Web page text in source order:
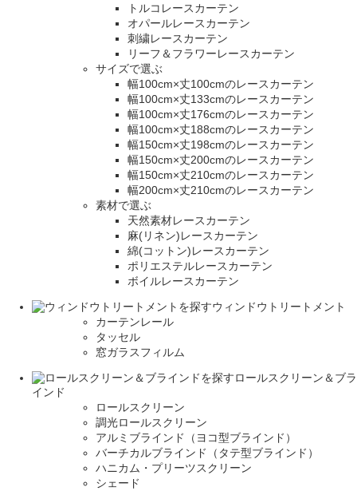
トルコレースカーテン
オパールレースカーテン
刺繍レースカーテン
リーフ＆フラワーレースカーテン
サイズで選ぶ
幅100cm×丈100cmのレースカーテン
幅100cm×丈133cmのレースカーテン
幅100cm×丈176cmのレースカーテン
幅100cm×丈188cmのレースカーテン
幅150cm×丈198cmのレースカーテン
幅150cm×丈200cmのレースカーテン
幅150cm×丈210cmのレースカーテン
幅200cm×丈210cmのレースカーテン
素材で選ぶ
天然素材レースカーテン
麻(リネン)レースカーテン
綿(コットン)レースカーテン
ポリエステルレースカーテン
ボイルレースカーテン
ウィンドウトリートメント
カーテンレール
タッセル
窓ガラスフィルム
ロールスクリーン＆ブラ
インド
ロールスクリーン
調光ロールスクリーン
アルミブラインド（ヨコ型ブラインド）
バーチカルブラインド（タテ型ブラインド）
ハニカム・プリーツスクリーン
シェード